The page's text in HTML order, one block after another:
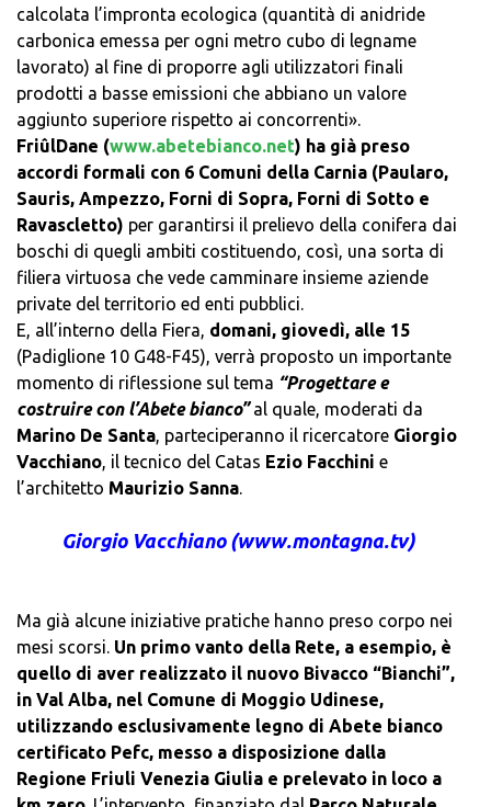
calcolata l’impronta ecologica (quantità di anidride
carbonica emessa per ogni metro cubo di legname
lavorato) al fine di proporre agli utilizzatori finali
prodotti a basse emissioni che abbiano un valore
aggiunto superiore rispetto ai concorrenti».
FriûlDane (www.abetebianco.net) ha già preso
accordi formali con 6 Comuni della Carnia (Paularo,
Sauris, Ampezzo, Forni di Sopra, Forni di Sotto e
Ravascletto) per garantirsi il prelievo della conifera dai
boschi di quegli ambiti costituendo, così, una sorta di
filiera virtuosa che vede camminare insieme aziende
private del territorio ed enti pubblici.
E, all’interno della Fiera, domani, giovedì, alle 15
(Padiglione 10 G48-F45), verrà proposto un importante
momento di riflessione sul tema “Progettare e
costruire con l’Abete bianco”al quale, moderati da
Marino De Santa, parteciperanno il ricercatore Giorgio
Vacchiano, il tecnico del Catas Ezio Facchini e
l’architetto Maurizio Sanna.
Giorgio Vacchiano (www.montagna.tv)
Ma già alcune iniziative pratiche hanno preso corpo nei
mesi scorsi. Un primo vanto della Rete, a esempio, è
quello di aver realizzato il nuovo Bivacco “Bianchi”,
in Val Alba, nel Comune di Moggio Udinese,
utilizzando esclusivamente legno di Abete bianco
certificato Pefc, messo a disposizione dalla
Regione Friuli Venezia Giulia e prelevato in loco a